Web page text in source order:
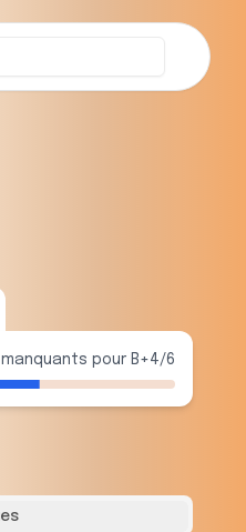
pour B+4/6